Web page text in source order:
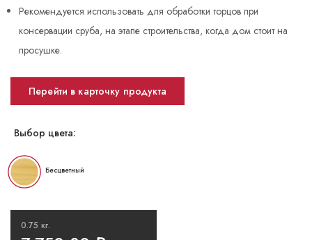
Рекомендуется использовать для обработки торцов при
консервации сруба, на этапе строительства, когда дом стоит на
просушке.
Перейти в карточку продукта
Выбор цвета:
Бесцветный
0.75 кг.